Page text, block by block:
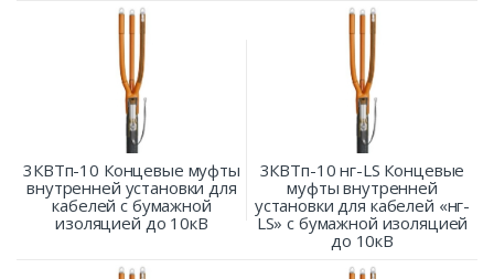
3КВТп-10 Концевые муфты
внутренней установки для
кабелей с бумажной
изоляцией до 10кВ
3КВТп-10 нг-LS Концевые
муфты внутренней
установки для кабелей «нг-
LS» с бумажной изоляцией
до 10кВ